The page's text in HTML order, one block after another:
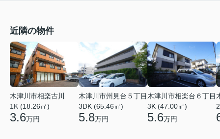
近隣の物件
木津川市相楽古川
1K (18.26㎡)
3.6万円
木津川市州見台５丁目
3DK (65.46㎡)
5.8万円
木津川市相楽台６丁目
3K (47.00㎡)
5.6万円